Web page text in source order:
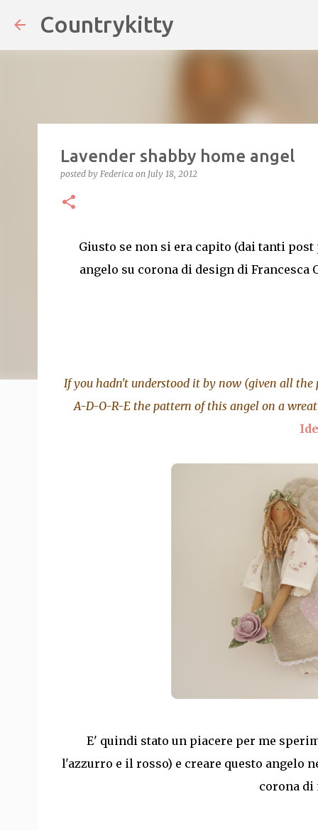
Countrykitty
Lavender shabby home angel
posted by Federica on July 18, 2012
Giusto se non si era capito (dai tanti post
angelo su corona di design di
If you hadn't understood it by now (given all
A-D-O-R-E the pattern of this angel on a
E' quindi stato un piacere per me
l'azzurro e il rosso) e creare questo
corona di